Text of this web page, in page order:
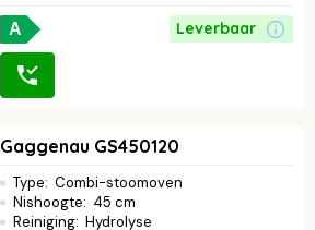
A Leverbaar
Gaggenau GS450120
Type: Combi-stoomoven
Nishoogte: 45 cm
Reiniging: Hydrolyse